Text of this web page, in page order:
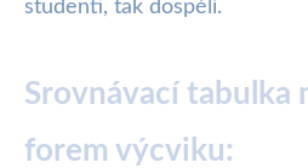
studenti, tak dospělí.
Srovnávací tabulka
forem výcviku: